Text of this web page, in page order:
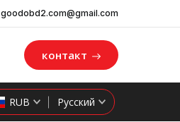
goodobd2.com@gmail.com
контакт
RUB Русский